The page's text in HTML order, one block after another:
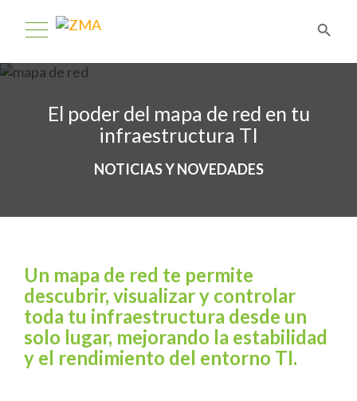
El poder del mapa de red en tu
infraestructura TI
NOTICIAS Y NOVEDADES
Un mapa de red te permite
descubrir, visualizar y controlar
toda tu infraestructura desde un
solo lugar, mejorando la estabilidad
y el rendimiento del entorno TI.